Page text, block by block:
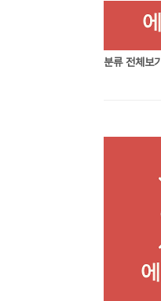
분류 전체보기